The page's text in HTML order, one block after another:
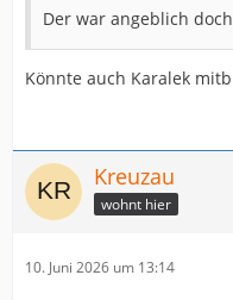
Der war angeblich
Könnte auch Karalek
Kreuzau
wohnt hier
10. Juni 2026 um 13:14